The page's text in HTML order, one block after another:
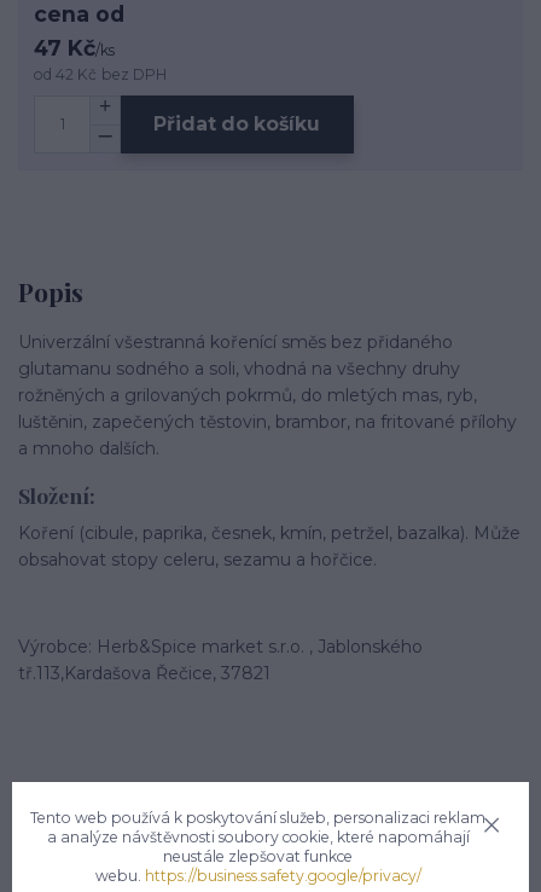
cena od
47 Kč/ks
od42 Kč bez DPH
Přidat do košíku
Popis
Univerzální všestranná kořenící směs bez přidaného
glutamanu sodného a soli, vhodná na všechny druhy
rožněných a grilovaných pokrmů, do mletých mas, ryb,
luštěnin, zapečených těstovin, brambor, na fritované přílohy
a mnoho dalších.
Složení:
Koření (cibule, paprika, česnek, kmín, petržel, bazalka). Může
obsahovat stopy celeru, sezamu a hořčice.
Výrobce: Herb&Spice market s.r.o. , Jablonského
tř.113,Kardašova Řečice, 37821
Potřebujete poradit?
Tento web používá k poskytování služeb, personalizaci reklam
a analýze návštěvnosti soubory cookie, které napomáhají
neustále zlepšovat funkce
webu. https://business.safety.google/privacy/